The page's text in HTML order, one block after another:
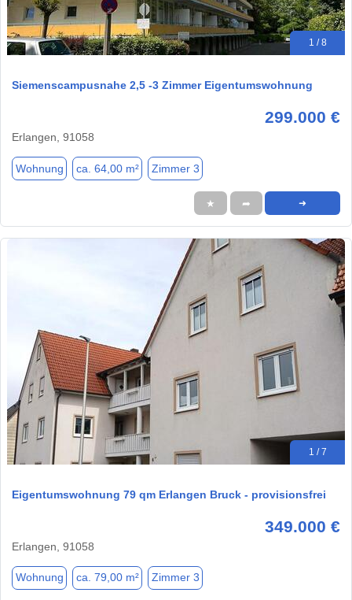
1 / 8
Siemenscampusnahe 2,5 -3 Zimmer Eigentumswohnung
299.000 €
Erlangen, 91058
Wohnung ca. 64,00 m² Zimmer 3
★ ➦ ➜
1 / 7
Eigentumswohnung 79 qm Erlangen Bruck - provisionsfrei
349.000 €
Erlangen, 91058
Wohnung ca. 79,00 m² Zimmer 3